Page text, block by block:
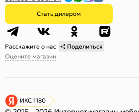
Стать дилером
Расскажите о нас
Поделиться
Оцените магазин
ИКС 1180